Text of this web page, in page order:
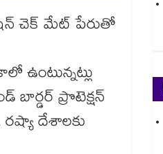
చెక్ మేట్ పేరుతో
ఉంటున్నట్లు
బార్డర్ ప్రొటెక్షన్
దేశాలకు